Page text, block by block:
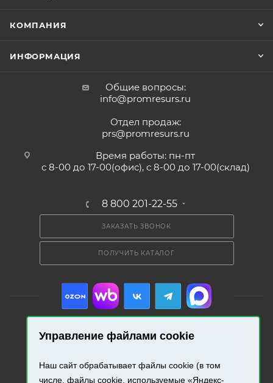
Управление файлами cookie
Наш сайт обрабатывает файлы cookie (в том
числе, файлы cookie, используемые «Яндекс-
КОМПАНИЯ
ИНФОРМАЦИЯ
Общие вопросы:
info@promresurs.ru
Отдел продаж:
prs@promresurs.ru
Время работы: пн-пт
с 8-00 до 17-00(офис), с 8-00 до 17-00(склад)
8 800 201-22-55
ЗАКАЗАТЬ ЗВОНОК
ПОЛУЧИТЬ КАТАЛОГ